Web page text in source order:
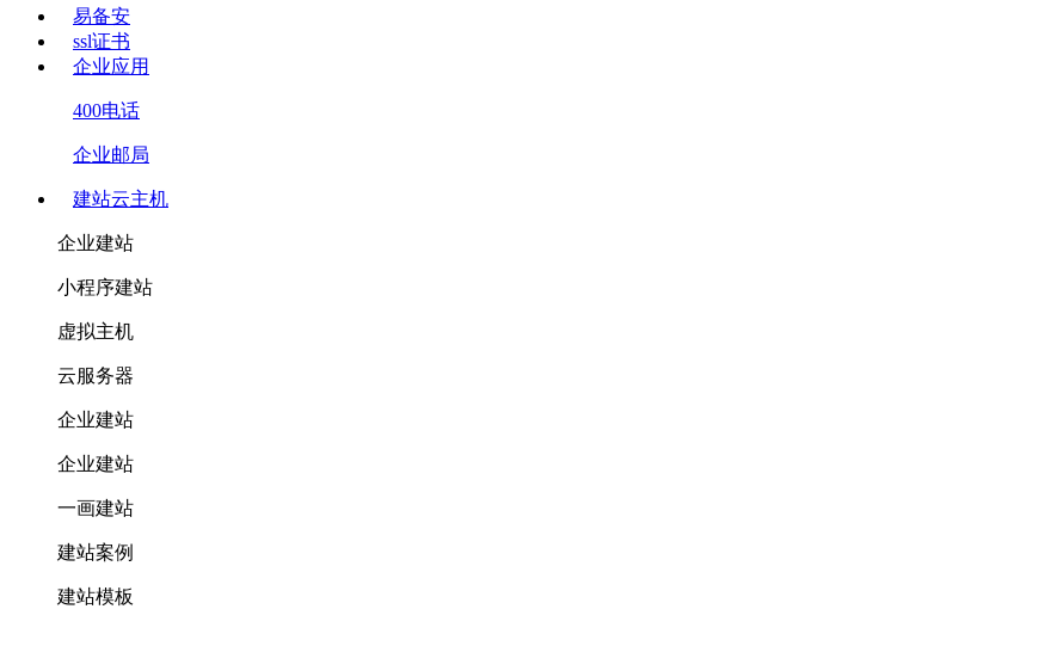
易备安
ssl证书
企业应用
400电话
企业邮局
建站云主机
企业建站
小程序建站
虚拟主机
云服务器
企业建站
企业建站
一画建站
建站案例
建站模板